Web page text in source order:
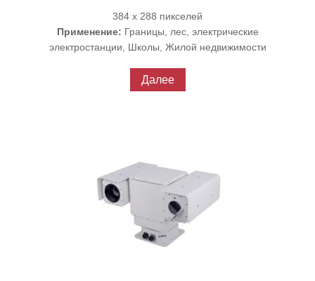
384 x 288 пикселей
Применение: Границы, лес, электрические
электростанции, Школы, Жилой недвижимости
Далее